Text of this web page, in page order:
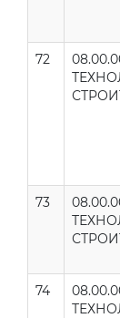
72
73
74